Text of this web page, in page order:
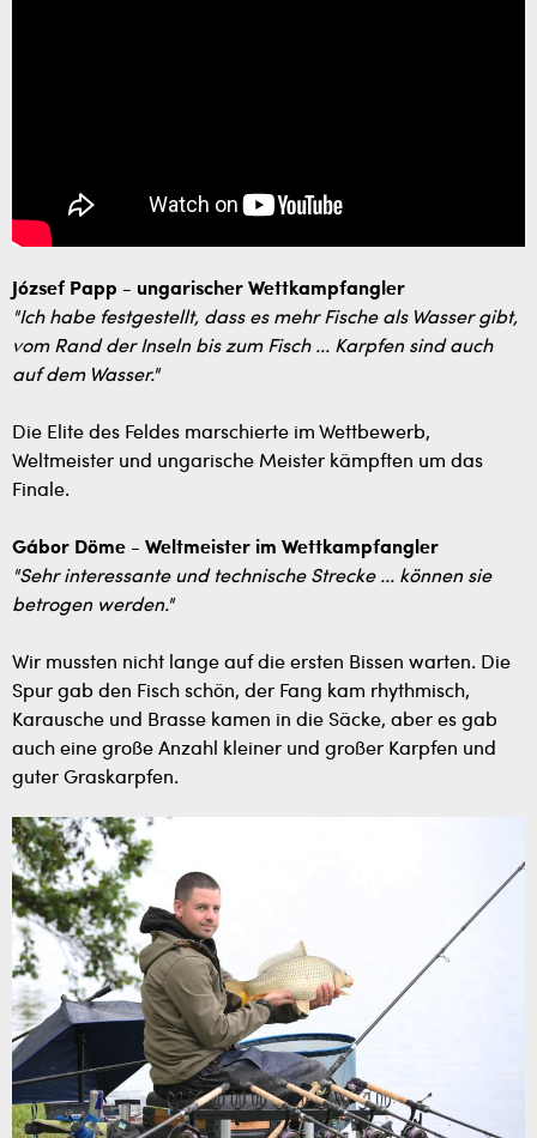
József Papp - ungarischer Wettkampfangler
"Ich habe festgestellt, dass es mehr Fische als Wasser gibt,
vom Rand der Inseln bis zum Fisch ... Karpfen sind auch
auf dem Wasser."
Die Elite des Feldes marschierte im Wettbewerb,
Weltmeister und ungarische Meister kämpften um das
Finale.
Gábor Döme - Weltmeister im Wettkampfangler
"Sehr interessante und technische Strecke ... können sie
betrogen werden."
Wir mussten nicht lange auf die ersten Bissen warten. Die
Spur gab den Fisch schön, der Fang kam rhythmisch,
Karausche und Brasse kamen in die Säcke, aber es gab
auch eine große Anzahl kleiner und großer Karpfen und
guter Graskarpfen.